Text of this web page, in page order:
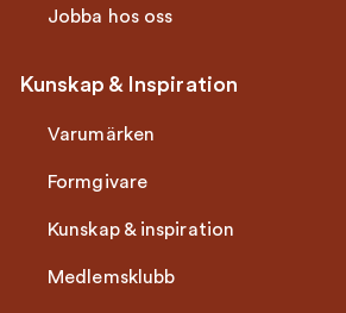
Jobba hos oss
Kunskap & Inspiration
Varumärken
Formgivare
Kunskap & inspiration
Medlemsklubb